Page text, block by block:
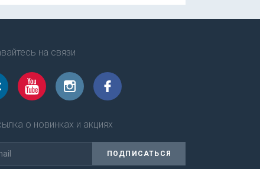
на связи
о новинках и акциях
ПОДПИСАТЬСЯ